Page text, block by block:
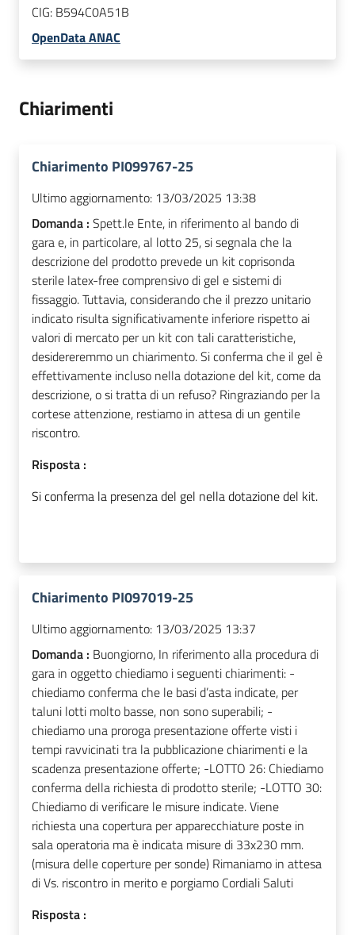
CIG: B594C0A51B
OpenData ANAC
Chiarimenti
Chiarimento PI099767-25
Ultimo aggiornamento: 13/03/2025 13:38
Domanda : Spett.le Ente, in riferimento al bando di
gara e, in particolare, al lotto 25, si segnala che la
descrizione del prodotto prevede un kit coprisonda
sterile latex-free comprensivo di gel e sistemi di
fissaggio. Tuttavia, considerando che il prezzo unitario
indicato risulta significativamente inferiore rispetto ai
valori di mercato per un kit con tali caratteristiche,
desidereremmo un chiarimento. Si conferma che il gel è
effettivamente incluso nella dotazione del kit, come da
descrizione, o si tratta di un refuso? Ringraziando per la
cortese attenzione, restiamo in attesa di un gentile
riscontro.
Risposta :
Si conferma la presenza del gel nella dotazione del kit.
Chiarimento PI097019-25
Ultimo aggiornamento: 13/03/2025 13:37
Domanda : Buongiorno, In riferimento alla procedura di
gara in oggetto chiediamo i seguenti chiarimenti: -
chiediamo conferma che le basi d’asta indicate, per
taluni lotti molto basse, non sono superabili; -
chiediamo una proroga presentazione offerte visti i
tempi ravvicinati tra la pubblicazione chiarimenti e la
scadenza presentazione offerte; -LOTTO 26: Chiediamo
conferma della richiesta di prodotto sterile; -LOTTO 30:
Chiediamo di verificare le misure indicate. Viene
richiesta una copertura per apparecchiature poste in
sala operatoria ma è indicata misure di 33x230 mm.
(misura delle coperture per sonde) Rimaniamo in attesa
di Vs. riscontro in merito e porgiamo Cordiali Saluti
Risposta :